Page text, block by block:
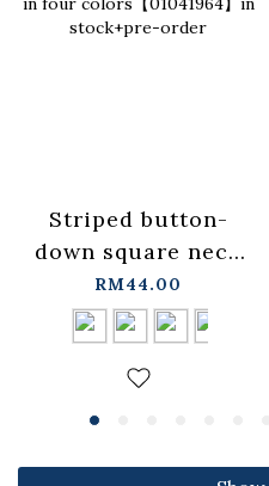
Striped button-
down square neck
bra top, available
in four
colors【01041964】
in stock+pre-order
RM44.00